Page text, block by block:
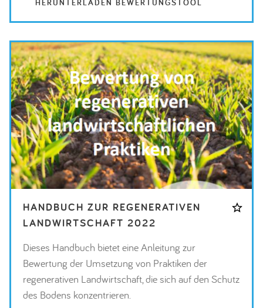
HERUNTERLADEN BEWERTUNGSTOOL
HANDBUCH ZUR REGENERATIVEN
LANDWIRTSCHAFT 2022
Dieses Handbuch bietet eine Anleitung zur
Bewertung der Umsetzung von Praktiken der
regenerativen Landwirtschaft, die sich auf den Schutz
des Bodens konzentrieren.